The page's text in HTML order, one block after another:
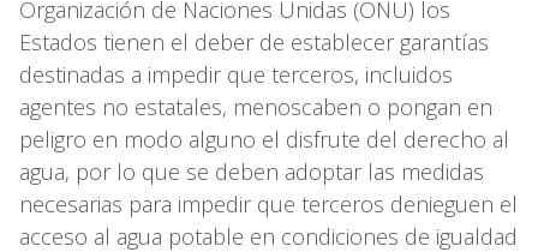
Organización de Naciones Unidas (ONU) los
Estados tienen el deber de establecer garantías
destinadas a impedir que terceros, incluidos
agentes no estatales, menoscaben o pongan en
peligro en modo alguno el disfrute del derecho al
agua, por lo que se deben adoptar las medidas
necesarias para impedir que terceros denieguen el
acceso al agua potable en condiciones de igualdad